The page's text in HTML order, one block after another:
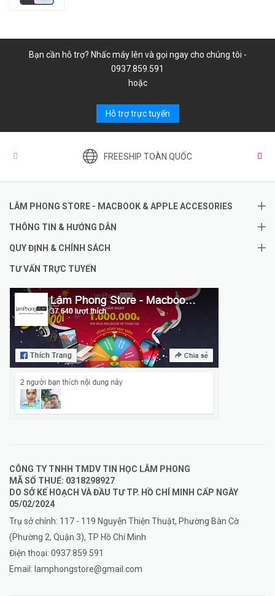
Bạn cần hỗ trợ? Nhấc máy lên và gọi ngay cho chúng tôi -
0937.859.591
hoặc
Hỗ trợ trực tuyến
FREESHIP TOÀN QUỐC
LÂM PHONG STORE - MACBOOK & APPLE ACCESORIES
THÔNG TIN & HƯỚNG DẪN
QUY ĐỊNH & CHÍNH SÁCH
TƯ VẤN TRỰC TUYẾN
CÔNG TY TNHH TMDV TIN HỌC LÂM PHONG
MÃ SỐ THUẾ: 0318298927
DO SỞ KẾ HOẠCH VÀ ĐẦU TƯ TP. HỒ CHÍ MINH CẤP NGÀY
05/02/2024
Trụ sở chính: 117 - 119 Nguyễn Thiện Thuật, Phường Bàn Cờ
(Phường 2, Quận 3), TP Hồ Chí Minh
Điện thoại: 0937.859.591
Email: lamphongstore@gmail.com